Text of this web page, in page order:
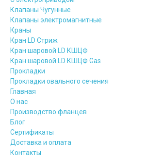
Клапаны Чугунные
Клапаны электромагнитные
Краны
Кран LD Стриж
Кран шаровой LD КШЦФ
Кран шаровой LD КШЦФ Gas
Прокладки
Прокладки овального сечения
Главная
О нас
Производство фланцев
Блог
Сертификаты
Доставка и оплата
Контакты